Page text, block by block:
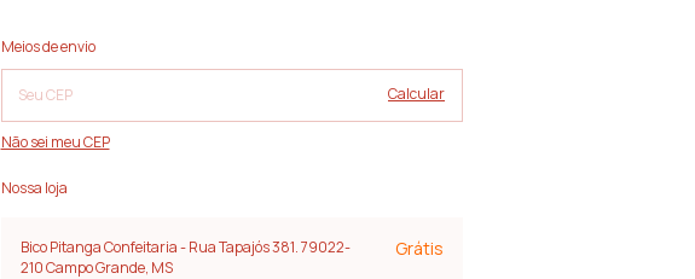
Entregas para o CEP:
Meios de envio
Calcular
Não sei meu CEP
Nossa loja
Bico Pitanga Confeitaria - Rua Tapajós 381. 79022-
210 Campo Grande, MS
Grátis